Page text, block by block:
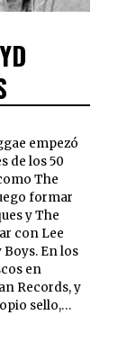
empezó
de los 50
The
formar
y The
con Lee
En los
en
Records, y
sello,…